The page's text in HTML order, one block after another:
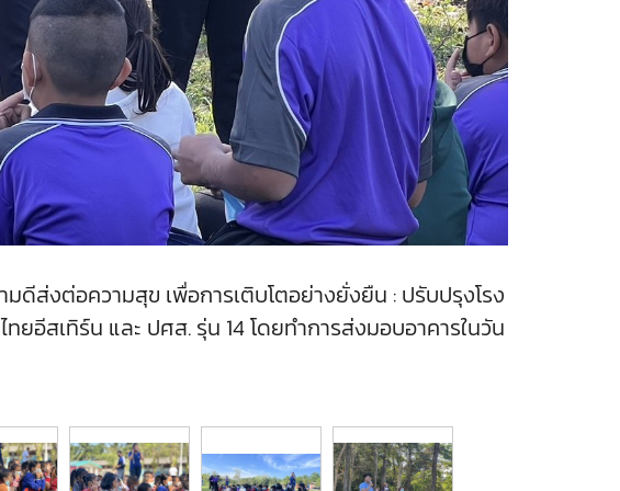
ดีส่งต่อความสุข เพื่อการเติบโตอย่างยั่งยืน : ปรับปรุงโรง
อีสเทิร์น และ ปศส. รุ่น 14 โดยทำการส่งมอบอาคารในวัน